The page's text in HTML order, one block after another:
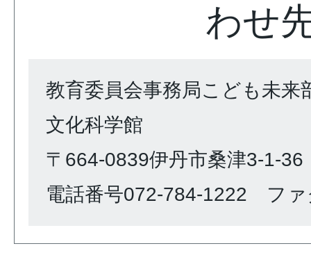
わせ
教育委員会事務局こども未来
文化科学館
〒664-0839伊丹市桑津3-1-36
電話番号072-784-1222 ファ